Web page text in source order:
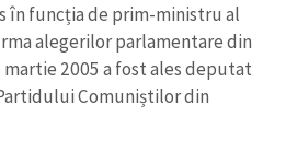
în funcția de prim-ministru al
alegerilor parlamentare din
2005 a fost ales deputat
Comuniștilor din